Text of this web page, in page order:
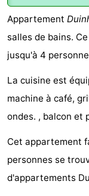
Resort
Bad
De
-
Cadzand
Hoogduin
-
Noordzee
Cadzand-
Bad
-
Nieuwvliet-
Bad
Schoneveld
-
Strand
-
Appartement
salles de bains.
jusqu'à 4
La cuisine est
machine à café,
ondes. , balcon et
Cet appartement
personnes se
d'appartements